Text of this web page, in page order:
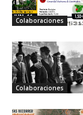
Colaboraciones
Colaboraciones